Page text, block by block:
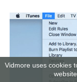
Vidmore uses cookies
website.